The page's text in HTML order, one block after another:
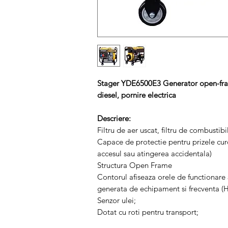
Stager YDE6500E3 Generator open-
diesel, pornire electrica
Descriere:
Filtru de aer uscat, filtru de
Capace de protectie pentru prizele
accesul sau atingerea accidentala)
Structura Open Frame
Contorul afiseaza orele de
generata de echipament si frecventa
Senzor ulei;
Dotat cu roti pentru transport;